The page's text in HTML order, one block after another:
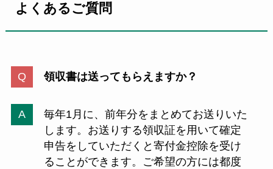
よくあるご質問
領収書は送ってもらえますか？
毎年1月に、前年分をまとめてお送りいた
します。お送りする領収証を用いて確定
申告をしていただくと寄付金控除を受け
ることができます。ご希望の方には都度